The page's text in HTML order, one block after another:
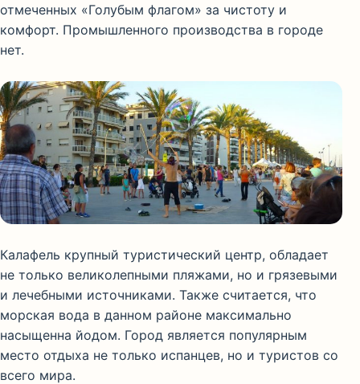
отмеченных «Голубым флагом» за чистоту и
комфорт. Промышленного производства в городе
нет.
Калафель крупный туристический центр, обладает
не только великолепными пляжами, но и грязевыми
и лечебными источниками. Также считается, что
морская вода в данном районе максимально
насыщенна йодом. Город является популярным
место отдыха не только испанцев, но и туристов со
всего мира.